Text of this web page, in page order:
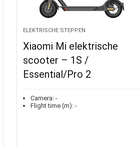
ELEKTRISCHE STEPPEN
Xiaomi Mi elektrische
scooter – 1S /
Essential/Pro 2
Camera: -
Flight time (m): -